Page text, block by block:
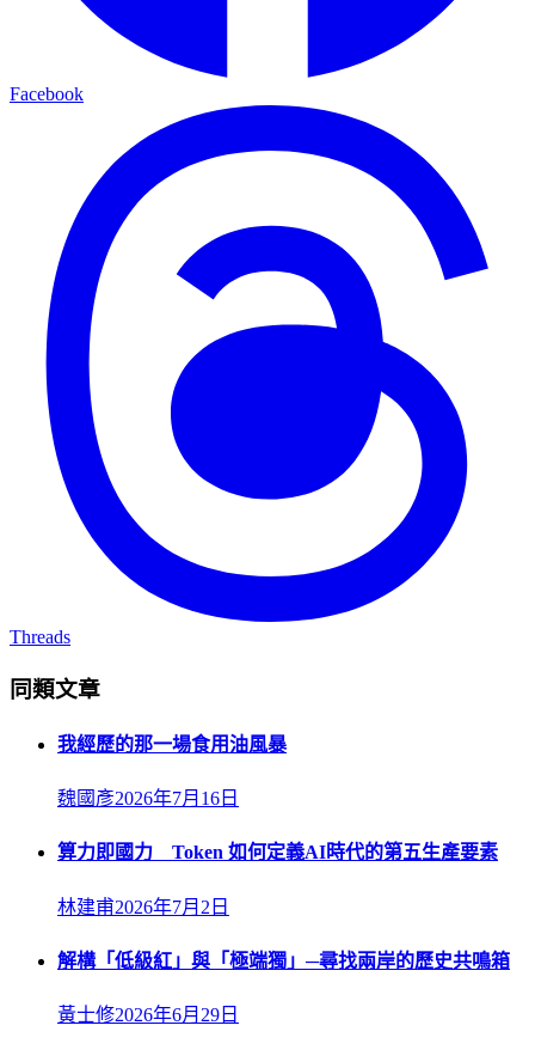
Facebook
Threads
同類文章
我經歷的那一場食用油風暴
魏國彥2026年7月16日
算力即國力 Token 如何定義AI時代的第五生產要素
林建甫2026年7月2日
解構「低級紅」與「極端獨」─尋找兩岸的歷史共鳴箱
黃士修2026年6月29日